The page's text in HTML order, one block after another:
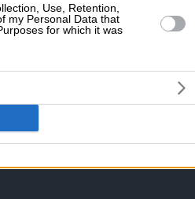
Use, Retention,
my Personal Data that
for which it was
> Thessaloniki > Legal
ATh. - KAITEZIDOU AG.